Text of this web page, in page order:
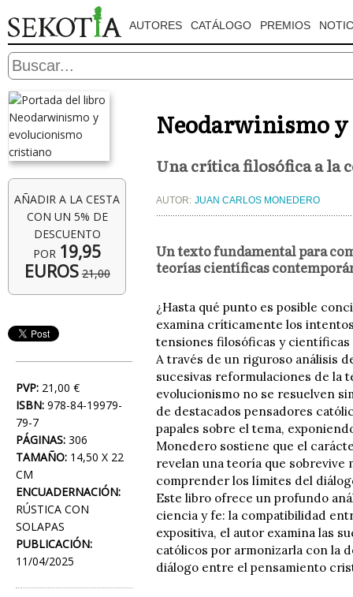
AUTORES CATÁLOGO PREMIOS
AÑADIR A LA CESTA
CON UN 5% DE
DESCUENTO
POR 19,95
EUROS 21,00
PVP: 21,00 €
ISBN: 978-84-19979-
79-7
PÁGINAS: 306
TAMAÑO: 14,50 X 22
CM
ENCUADERNACIÓN:
RÚSTICA CON
SOLAPAS
PUBLICACIÓN:
11/04/2025
Neodarwinismo
Una crítica filosófica a la
AUTOR: JUAN CARLOS MONEDERO
Un texto fundamental para
teorías científicas
¿Hasta qué punto es posible
examina críticamente los
tensiones filosóficas y científicas
A través de un riguroso análisis
sucesivas reformulaciones de la
evolucionismo no se resuelven
de destacados pensadores
papales sobre el tema,
Monedero sostiene que el
revelan una teoría que
comprender los límites del
Este libro ofrece un profundo
ciencia y fe: la compatibilidad
expositiva, el autor examina las
católicos por armonizarla con la
diálogo entre el pensamiento